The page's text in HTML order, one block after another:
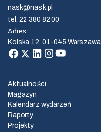
nask@nask.pl
tel.22 380 82 00
Adres:
Kolska 12, 01-045 Warszawa
Aktualności
Magazyn
Kalendarz wydarzeń
Raporty
Projekty